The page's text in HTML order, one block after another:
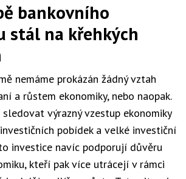
bankovního
stál na křehkých
nemáme prokázán žádný vztah
a růstem ekonomiky, nebo naopak.
sledovat výrazný vzestup ekonomiky
pobídek a velké investiční
investice navíc podporují důvěru
kteří pak více utrácejí v rámci